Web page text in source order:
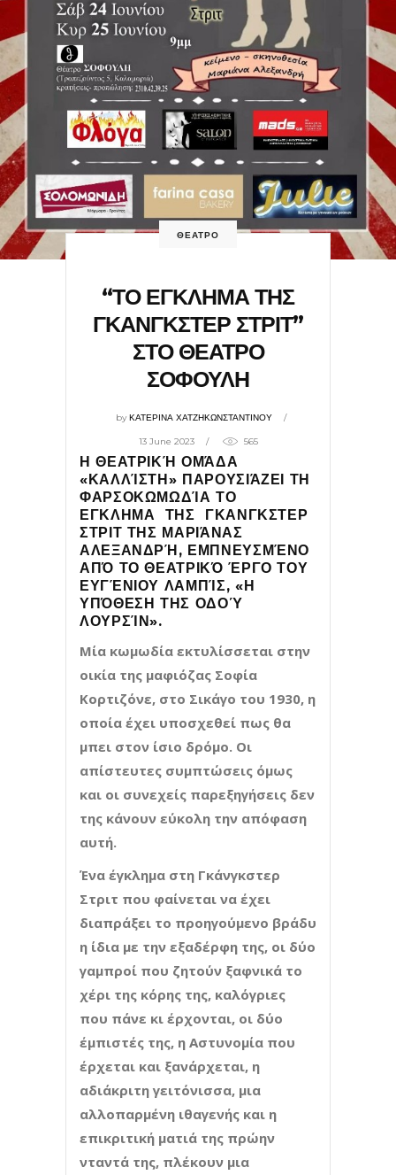
ΘΕΑΤΡΟ
“ΤΟ ΕΓΚΛΗΜΑ ΤΗΣ
ΓΚΑΝΓΚΣΤΕΡ ΣΤΡΙΤ”
ΣΤΟ ΘΕΑΤΡΟ
ΣΟΦΟΥΛΗ
byΚΑΤΕΡΙΝΑ ΧΑΤΖΗΚΩΝΣΤΑΝΤΙΝΟΥ
13 June 2023 565
Η ΘΕΑΤΡΙΚΉ ΟΜΆΔΑ
«ΚΑΛΛΊΣΤΗ» ΠΑΡΟΥΣΙΆΖΕΙ ΤΗ
ΦΑΡΣΟΚΩΜΩΔΊΑ ΤΟ
ΕΓΚΛΗΜΑ ΤΗΣ ΓΚΑΝΓΚΣΤΕΡ
ΣΤΡΙΤ ΤΗΣ ΜΑΡΙΆΝΑΣ
ΑΛΕΞΑΝΔΡΉ, ΕΜΠΝΕΥΣΜΈΝΟ
ΑΠΌ ΤΟ ΘΕΑΤΡΙΚΌ ΈΡΓΟ ΤΟΥ
ΕΥΓΈΝΙΟΥ ΛΑΜΠΊΣ, «Η
ΥΠΌΘΕΣΗ ΤΗΣ ΟΔΟΎ
ΛΟΥΡΣΊΝ».
Μία κωμωδία εκτυλίσσεται στην
οικία της μαφιόζας Σοφία
Κορτιζόνε, στο Σικάγο του 1930, η
οποία έχει υποσχεθεί πως θα
μπει στον ίσιο δρόμο. Οι
απίστευτες συμπτώσεις όμως
και οι συνεχείς παρεξηγήσεις δεν
της κάνουν εύκολη την απόφαση
αυτή.
Ένα έγκλημα στη Γκάνγκστερ
Στριτ που φαίνεται να έχει
διαπράξει το προηγούμενο βράδυ
η ίδια με την εξαδέρφη της, οι δύο
γαμπροί που ζητούν ξαφνικά το
χέρι της κόρης της, καλόγριες
που πάνε κι έρχονται, οι δύο
έμπιστές της, η Αστυνομία που
έρχεται και ξανάρχεται, η
αδιάκριτη γειτόνισσα, μια
αλλοπαρμένη ιθαγενής και η
επικριτική ματιά της πρώην
νταντά της, πλέκουν μια